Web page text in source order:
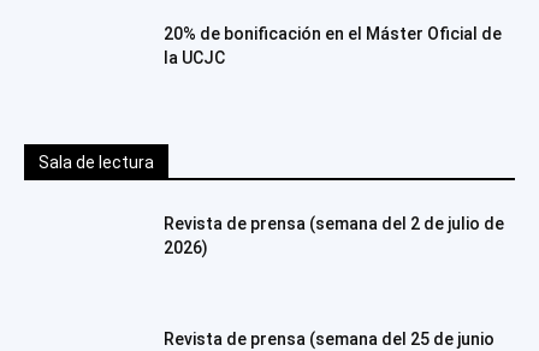
20% de bonificación en el Máster Oficial de
la UCJC
Sala de lectura
Revista de prensa (semana del 2 de julio de
2026)
Revista de prensa (semana del 25 de junio